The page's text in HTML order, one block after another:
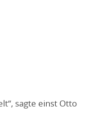
sagte einst Otto